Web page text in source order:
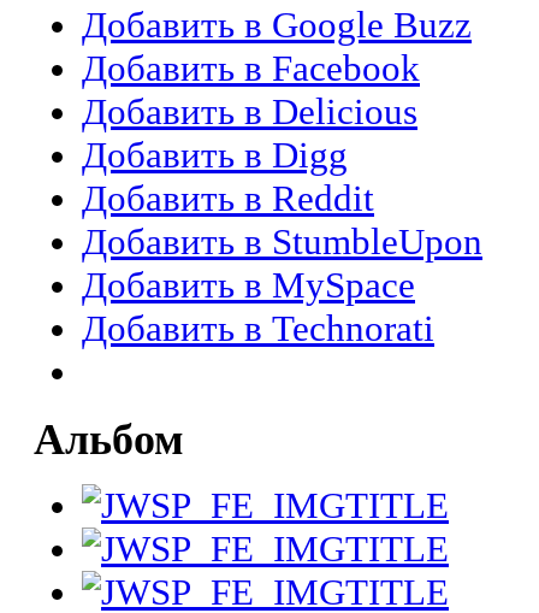
Добавить в Google Buzz
Добавить в Facebook
Добавить в Delicious
Добавить в Digg
Добавить в Reddit
Добавить в StumbleUpon
Добавить в MySpace
Добавить в Technorati
Альбом